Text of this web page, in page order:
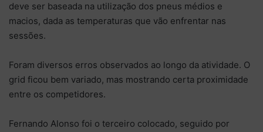
deve ser baseada na utilização dos pneus médios e
macios, dada as temperaturas que vão enfrentar nas
sessões.
Foram diversos erros observados ao longo da atividade. O
grid ficou bem variado, mas mostrando certa proximidade
entre os competidores.
Fernando Alonso foi o terceiro colocado, seguido por